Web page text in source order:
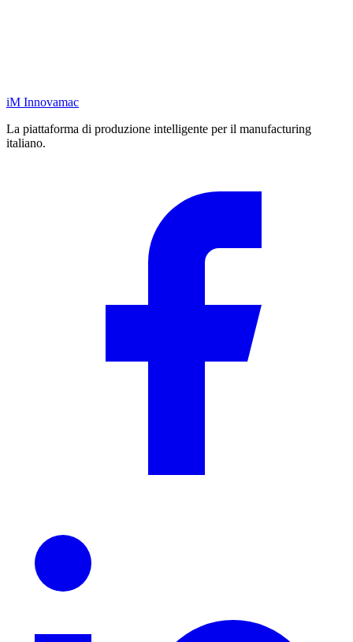
iM Innovamac
La piattaforma di produzione intelligente per il manufacturing
italiano.